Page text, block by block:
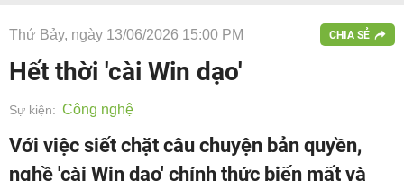
Thứ Bảy, ngày 13/06/2026 15:00 PM CHIA SẺ
Hết thời 'cài Win dạo'
Sự kiện: Công nghệ
Với việc siết chặt câu chuyện bản quyền,
nghề 'cài Win dạo' chính thức biến mất và